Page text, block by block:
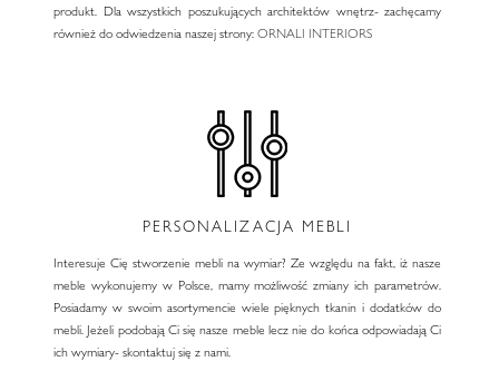
produkt. Dla wszystkich poszukujących architektów wnętrz- zachęcamy
również do odwiedzenia naszej strony:ORNALI INTERIORS
PERSONALIZACJA MEBLI
Interesuje Cię stworzenie mebli na wymiar? Ze względu na fakt, iż nasze
meble wykonujemy w Polsce, mamy możliwość zmiany ich parametrów.
Posiadamy w swoim asortymencie wiele pięknych tkanin i dodatków do
mebli. Jeżeli podobają Ci się nasze meble lecz nie do końca odpowiadają Ci
ich wymiary- skontaktuj się z nami.